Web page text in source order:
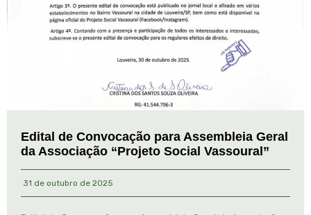
Edital de Convocação para Assembleia Geral
da Associação “Projeto Social Vassoural”
31 de outubro de 2025